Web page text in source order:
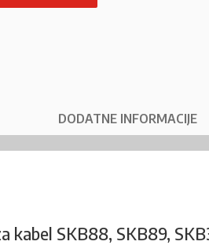
DODATNE INFORMACIJE
kabel SKB88, SKB89,